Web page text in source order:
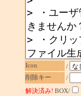
Icon /
削除キー /
解決済み! BOX/